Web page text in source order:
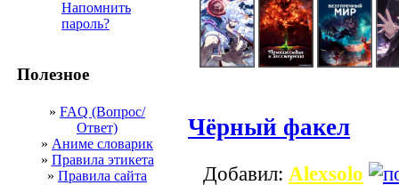
Напомнить
пароль?
Полезное
» FAQ (Вопрос/
Ответ)
» Аниме словарик
» Правила этикета
» Правила сайта
Чёрный факел
Добавил: Alexsolo